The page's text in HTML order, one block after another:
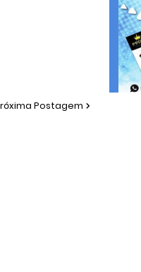
Postagem